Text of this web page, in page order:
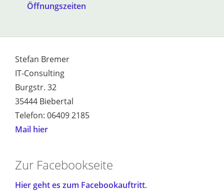
Öffnungszeiten
Stefan Bremer
IT-Consulting
Burgstr. 32
35444 Biebertal
Telefon: 06409 2185
Mail hier
Zur Facebookseite
Hier geht es zum Facebookauftritt.